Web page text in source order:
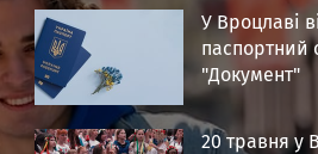
Посилання відкриється в новій
У Вроцлаві
паспортний
"Документ"
Посилання
20 травня у